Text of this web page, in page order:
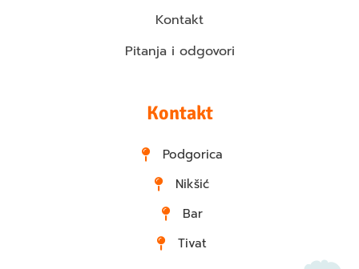
Kontakt
Pitanja i odgovori
Kontakt
Podgorica
Nikšić
Bar
Tivat